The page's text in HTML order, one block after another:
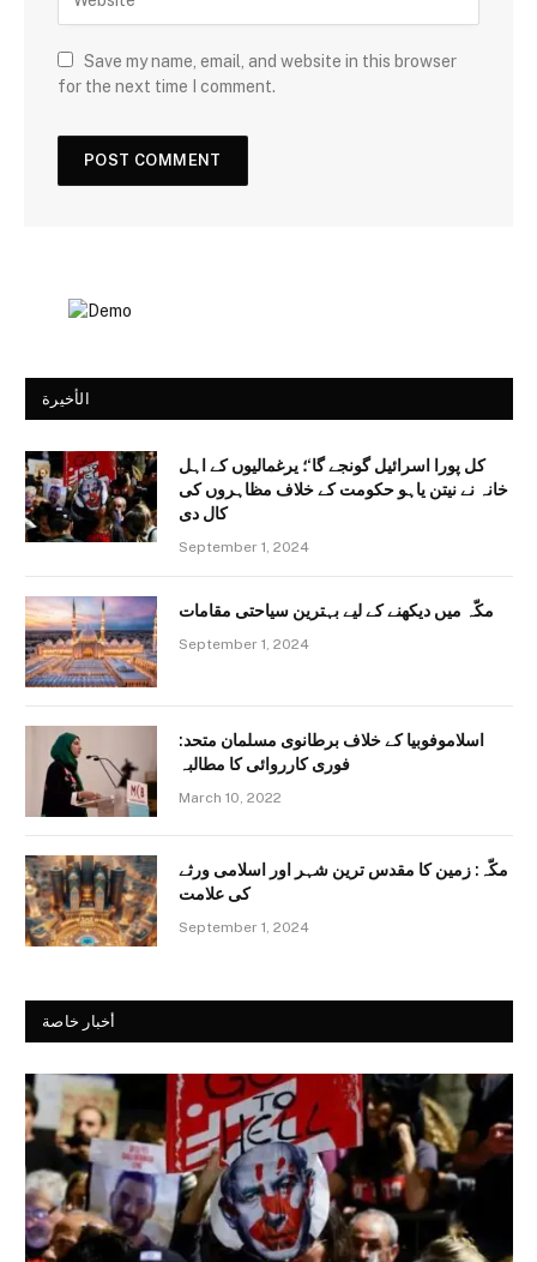
Save my name, email, and website in this browser
for the next time I comment.
الأخيرة
کل پورا اسرائیل گونجے گا‘؛ یرغمالیوں کے اہل
خانہ نے نیتن یاہو حکومت کے خلاف مظاہروں کی
کال دی
September 1, 2024
مکّہ میں دیکھنے کے لیے بہترین سیاحتی مقامات
September 1, 2024
اسلاموفوبیا کے خلاف برطانوی مسلمان متحد:
فوری کارروائی کا مطالبہ
March 10, 2022
مکّہ: زمین کا مقدس ترین شہر اور اسلامی ورثے
کی علامت
September 1, 2024
أخبار خاصة